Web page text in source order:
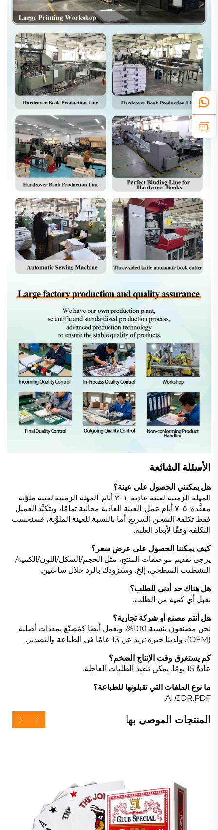
الأسئلة الشائعة
هل يمكنني الحصول على عينة؟
المهلة الزمنية لعينة عادية: ١–٣ أيام. المهلة الزمنية لعينة ملوَّنة
معقَّدة: ٥–٧ أيام عمل. العينة العادية مجانية تمامًا، ويتكبَّد العميل
فقط تكلفة الشحن السريع. أما بالنسبة للعينة الملوَّنة، فسنحسب
التكلفة وفقًا لأبعاد العلبة.
كيف يمكننا الحصول على عرض سعر؟
يرجى تقديم مواصفات المنتج، مثل الحجم/الشكل/اللون/الكمية/
التشطيب السطحي، إلخ. وسنزودك بالرد خلال ساعتين.
هل هناك حد أدنى للطلب؟
نقبل أي كمية من الطلب.
هل أنتم مصنع أو شركة تجارية؟
نحن مصنعون بنسبة 100%، ونعمل أيضًا كمُصنّع بمعدات أصلية
(OEM)، ولدينا خبرة تزيد عن 13 عامًا في الطباعة والتصدير.
كم يستغرق وقت الإنتاج الضخم؟
عادةً 15 يومًا. يمكن تنفيذ الطلبات العاجلة.
ما نوع الملفات التي تقبلونها للطباعة؟
AI.CDR.PDF
المنتجات الموصى بها